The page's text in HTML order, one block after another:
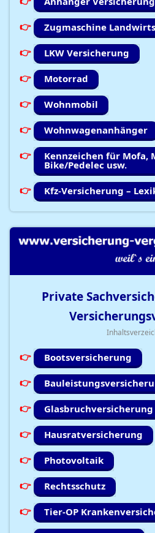
Zugmaschine
LKW Versicherung
Motorrad
Wohnmobil
Wohnwagenanhänger
Kennzeichen für Mofa,
Bike/Pedelec usw.
Kfz-Versicherung –
Private
Bootsversicherung
Glasbruchversicherung
Hausratversicherung
Photovoltaik
Rechtsschutz
Tier-OP